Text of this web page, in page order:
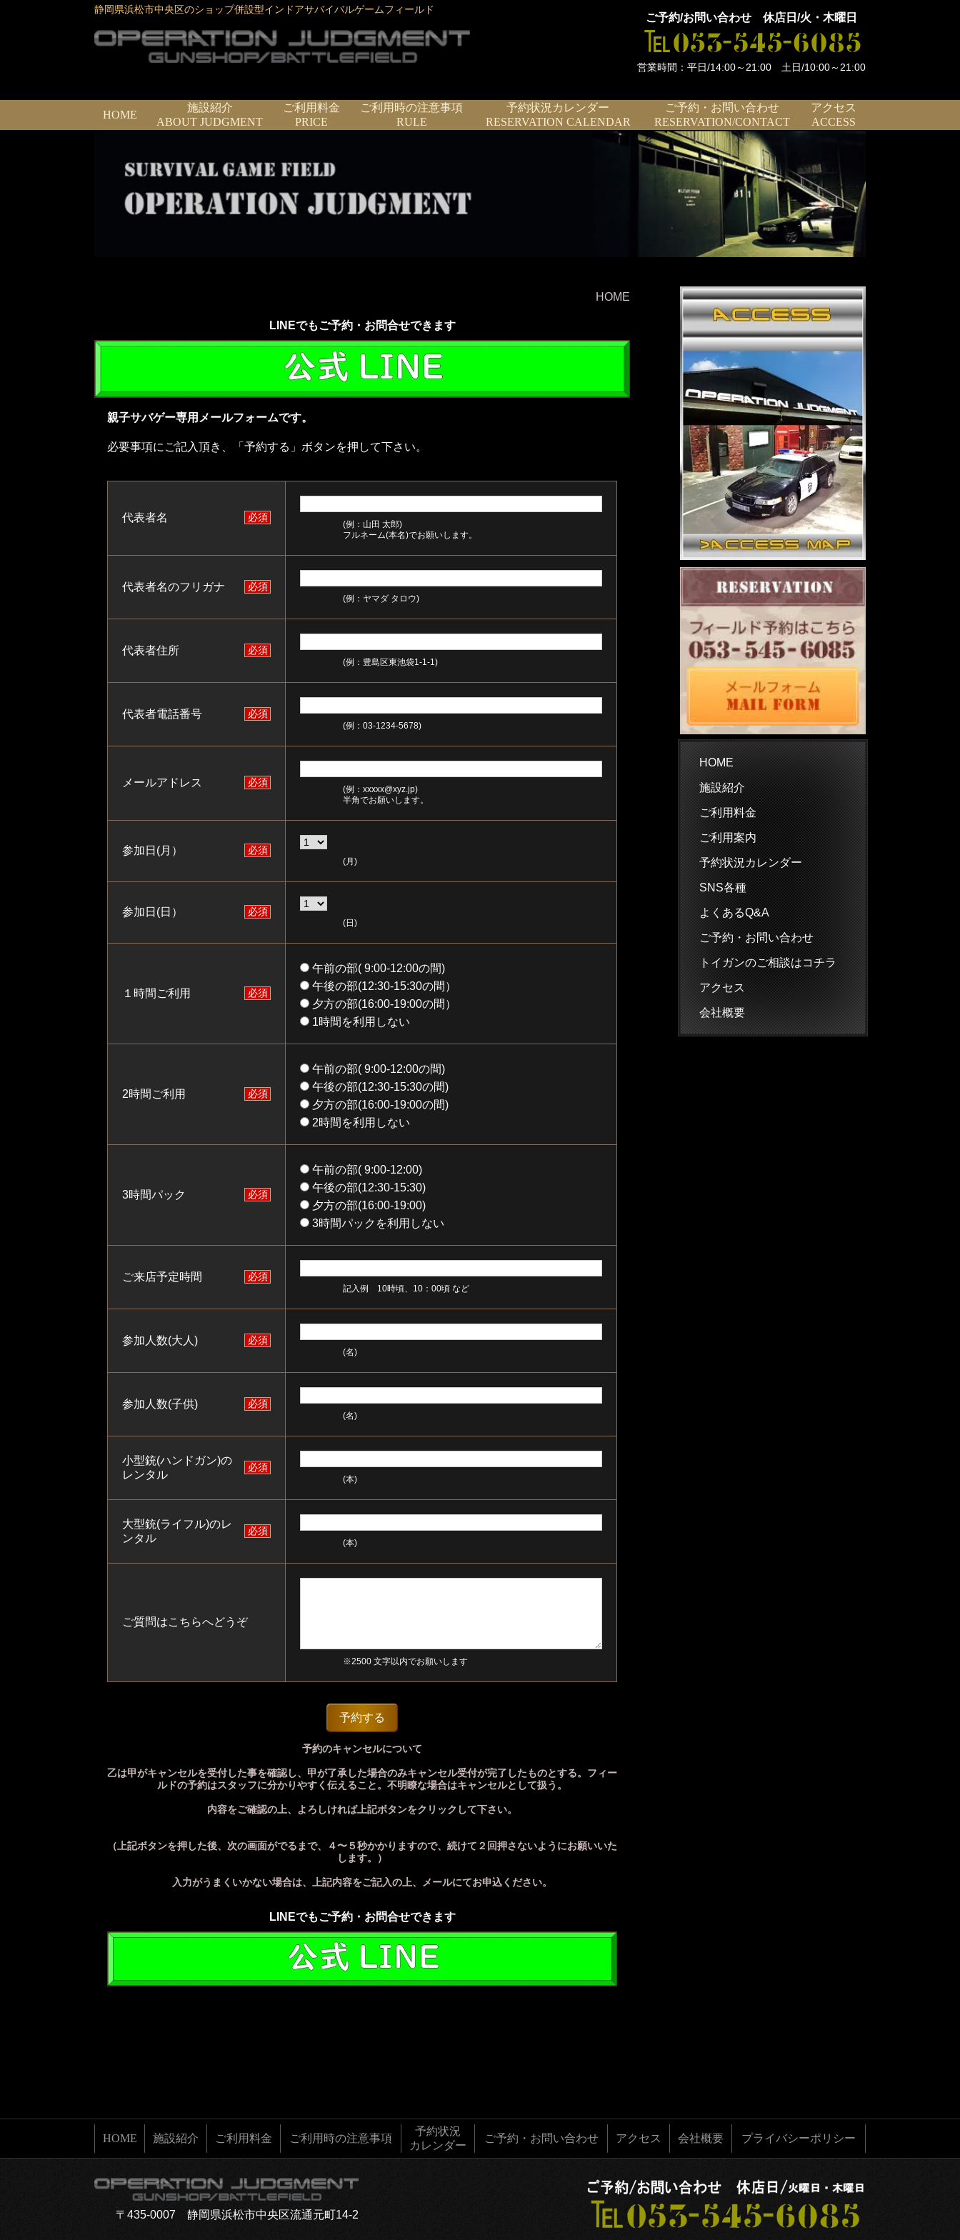
静岡県浜松市中央区のショップ併設型インドアサバイバルゲームフィールド
ご予約/お問い合わせ 休店日/火・木曜日
営業時間：平日/14:00～21:00 土日/10:00～21:00
HOME
施設紹介
ABOUT JUDGMENT
ご利用料金
PRICE
ご利用時の注意事項
RULE
予約状況カレンダー
RESERVATION CALENDAR
ご予約・お問い合わせ
RESERVATION/CONTACT
アクセス
ACCESS
HOME
LINEでもご予約・お問合せできます
親子サバゲー専用メールフォームです。
必要事項にご記入頂き、「予約する」ボタンを押して下さい。
代表者名 必須
(例：山田 太郎)
フルネーム(本名)でお願いします。
代表者名のフリガナ 必須
(例：ヤマダ タロウ)
代表者住所 必須
(例：豊島区東池袋1-1-1)
代表者電話番号 必須
(例：03-1234-5678)
メールアドレス 必須
(例：xxxxx@xyz.jp)
半角でお願いします。
参加日(月） 必須
(月)
参加日(日） 必須
(日)
１時間ご利用 必須
午前の部( 9:00-12:00の間)
午後の部(12:30-15:30の間）
夕方の部(16:00-19:00の間）
1時間を利用しない
2時間ご利用 必須
午前の部( 9:00-12:00の間)
午後の部(12:30-15:30の間)
夕方の部(16:00-19:00の間)
2時間を利用しない
3時間パック 必須
午前の部( 9:00-12:00)
午後の部(12:30-15:30)
夕方の部(16:00-19:00)
3時間パックを利用しない
ご来店予定時間 必須
記入例 10時頃、10：00頃 など
参加人数(大人) 必須
(名)
参加人数(子供) 必須
(名)
小型銃(ハンドガン)の
レンタル
必須
(本)
大型銃(ライフル)のレ
ンタル
必須
(本)
ご質問はこちらへどうぞ
※2500 文字以内でお願いします
予約のキャンセルについて
乙は甲がキャンセルを受付した事を確認し、甲が了承した場合のみキャンセル受付が完了したものとする。フィー
ルドの予約はスタッフに分かりやすく伝えること。不明瞭な場合はキャンセルとして扱う。
内容をご確認の上、よろしければ上記ボタンをクリックして下さい。
（上記ボタンを押した後、次の画面がでるまで、４〜５秒かかりますので、続けて２回押さないようにお願いいた
します。）
入力がうまくいかない場合は、上記内容をご記入の上、メールにてお申込ください。
LINEでもご予約・お問合せできます
HOME
施設紹介
ご利用料金
ご利用案内
予約状況カレンダー
SNS各種
よくあるQ&A
ご予約・お問い合わせ
トイガンのご相談はコチラ
アクセス
会社概要
HOME 施設紹介 ご利用料金 ご利用時の注意事項
予約状況
カレンダー
ご予約・お問い合わせ アクセス 会社概要 プライバシーポリシー
〒435-0007 静岡県浜松市中央区流通元町14-2